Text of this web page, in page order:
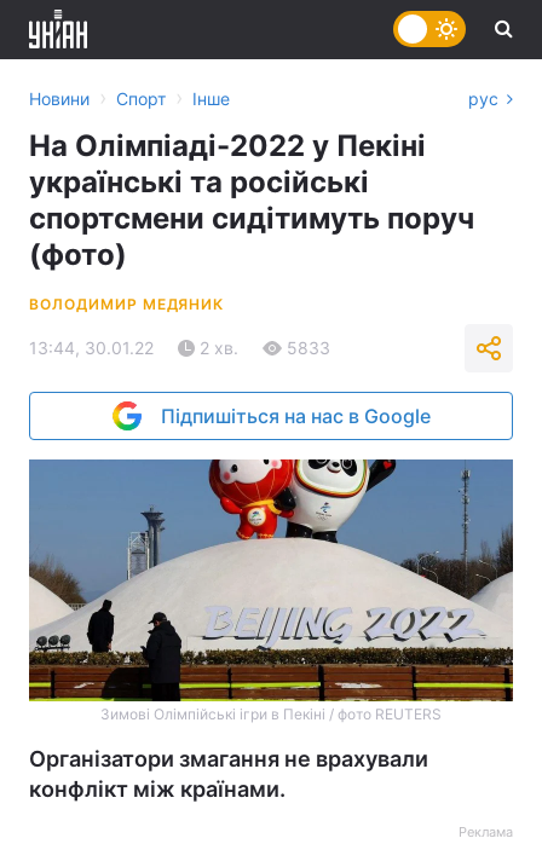
Новини › Спорт › Інше рус
На Олімпіаді-2022 у Пекіні
українські та російські
спортсмени сидітимуть поруч
(фото)
ВОЛОДИМИР МЕДЯНИК
13:44, 30.01.22 2 хв. 5833
Підпишіться на нас в Google
Зимові Олімпійські ігри в Пекіні / фото REUTERS
Організатори змагання не врахували
конфлікт між країнами.
Реклама